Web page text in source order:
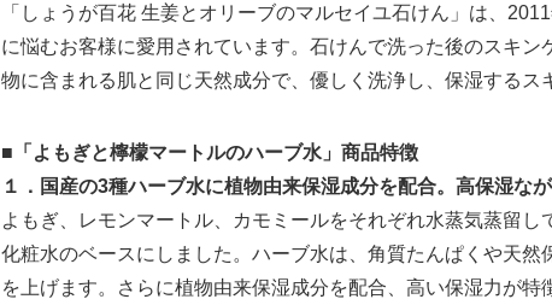
「しょうが百花 生姜とオリーブのマルセイユ石けん」は、
に悩むお客様に愛用されています。石けんで洗った後のスキ
物に含まれる肌と同じ天然成分で、優しく洗浄し、保湿するス
■「よもぎと檸檬マートルのハーブ水」商品特徴
１．国産の3種ハーブ水に植物由来保湿成分を配合。高保湿な
よもぎ、レモンマートル、カモミールをそれぞれ水蒸気蒸留
化粧水のベースにしました。ハーブ水は、角質たんぱくや天
を上げます。さらに植物由来保湿成分を配合、高い保湿力が特